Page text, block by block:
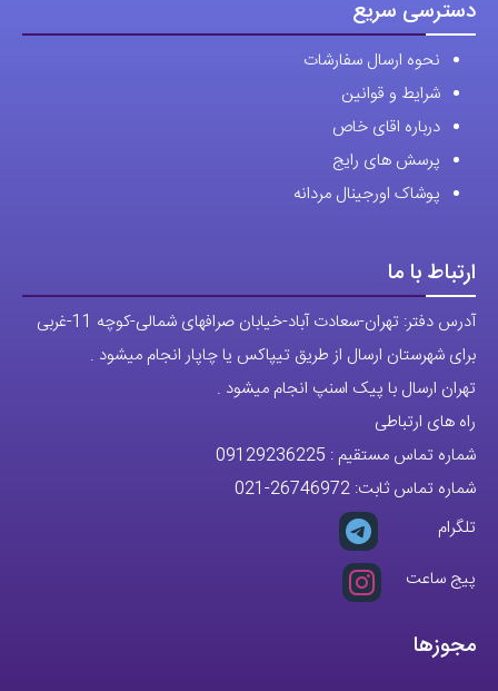
دسترسی سریع
نحوه ارسال سفارشات
شرایط و قوانین
درباره اقای خاص
پرسش های رایج
پوشاک اورجینال مردانه
ارتباط با ما
آدرس دفتر: تهران-سعادت آباد-خیابان صرافهای شمالی-کوچه 11-غربی
برای شهرستان ارسال از طریق تیپاکس یا چاپار انجام میشود .
تهران ارسال با پیک اسنپ انجام میشود .
راه های ارتباطی
شماره تماس مستقیم : 09129236225
شماره تماس ثابت: 26746972
-021
تلگرام
پیج ساعت
مجوزها